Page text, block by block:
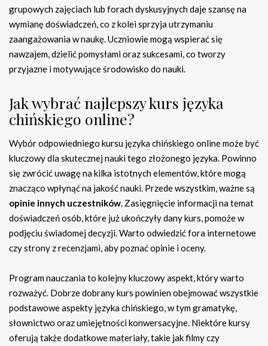
grupowych zajęciach lub forach dyskusyjnych daje szansę na
wymianę doświadczeń, co z kolei sprzyja utrzymaniu
zaangażowania w naukę. Uczniowie mogą wspierać się
nawzajem, dzielić pomysłami oraz sukcesami, co tworzy
przyjazne i motywujące środowisko do nauki.
Jak wybrać najlepszy kurs języka
chińskiego online?
Wybór odpowiedniego kursu języka chińskiego online może być
kluczowy dla skutecznej nauki tego złożonego języka. Powinno
się zwrócić uwagę na kilka istotnych elementów, które mogą
znacząco wpłynąć na jakość nauki. Przede wszystkim, ważne są
opinie innych uczestników. Zasięgnięcie informacji na temat
doświadczeń osób, które już ukończyły dany kurs, pomoże w
podjęciu świadomej decyzji. Warto odwiedzić fora internetowe
czy strony z recenzjami, aby poznać opinie i oceny.
Program nauczania to kolejny kluczowy aspekt, który warto
rozważyć. Dobrze dobrany kurs powinien obejmować wszystkie
podstawowe aspekty języka chińskiego, w tym gramatykę,
słownictwo oraz umiejętności konwersacyjne. Niektóre kursy
oferują także dodatkowe materiały, takie jak filmy czy